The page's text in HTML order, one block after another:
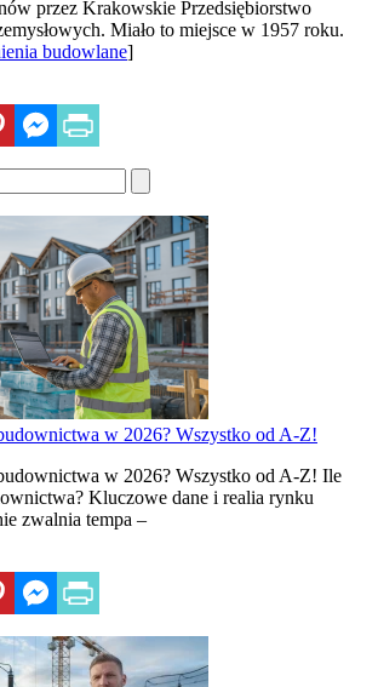
przez Krakowskie Przedsiębiorstwo
Miało to miejsce w 1957 roku.
budowlane]
w 2026? Wszystko od A-Z!
w 2026? Wszystko od A-Z! Ile
Kluczowe dane i realia rynku
zwalnia tempa –